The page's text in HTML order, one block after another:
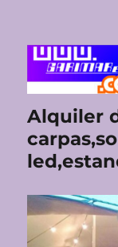
Alquiler